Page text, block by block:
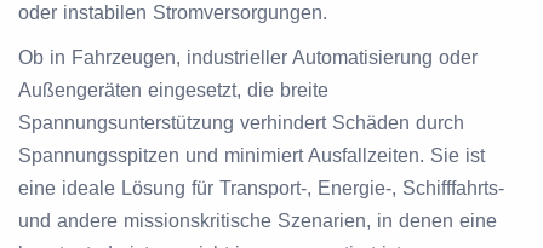
oder instabilen Stromversorgungen.
Ob in Fahrzeugen, industrieller Automatisierung oder
Außengeräten eingesetzt, die breite
Spannungsunterstützung verhindert Schäden durch
Spannungsspitzen und minimiert Ausfallzeiten. Sie ist
eine ideale Lösung für Transport-, Energie-, Schifffahrts-
und andere missionskritische Szenarien, in denen eine